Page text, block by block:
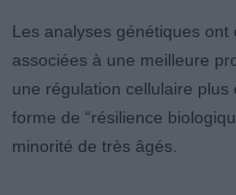
Les analyses génétiques ont
associées à une meilleure
une régulation cellulaire plus
forme de “résilience
minorité de très âgés.